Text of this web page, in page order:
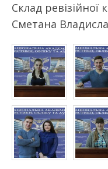
Склад ревізійної
Сметана